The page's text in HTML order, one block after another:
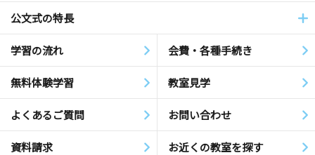
公文式の特長
学習の流れ 会費・各種手続き
無料体験学習 教室見学
よくあるご質問 お問い合わせ
資料請求 お近くの教室を探す